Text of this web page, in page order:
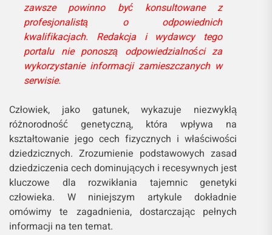
zawsze powinno być konsultowane z
profesjonalistą o odpowiednich
kwalifikacjach. Redakcja i wydawcy tego
portalu nie ponoszą odpowiedzialności za
wykorzystanie informacji zamieszczanych w
serwisie.
Człowiek, jako gatunek, wykazuje niezwykłą
różnorodność genetyczną, która wpływa na
kształtowanie jego cech fizycznych i właściwości
dziedzicznych. Zrozumienie podstawowych zasad
dziedziczenia cech dominujących i recesywnych jest
kluczowe dla rozwikłania tajemnic genetyki
człowieka. W niniejszym artykule dokładnie
omówimy te zagadnienia, dostarczając pełnych
informacji na ten temat.